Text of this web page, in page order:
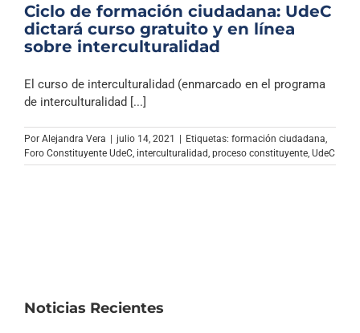
Ciclo de formación ciudadana: UdeC
dictará curso gratuito y en línea
sobre interculturalidad
El curso de interculturalidad (enmarcado en el programa
de interculturalidad [...]
Por Alejandra Vera | julio 14, 2021 | Etiquetas: formación ciudadana
Foro Constituyente UdeC interculturalidad proceso constituyente UdeC
Noticias Recientes